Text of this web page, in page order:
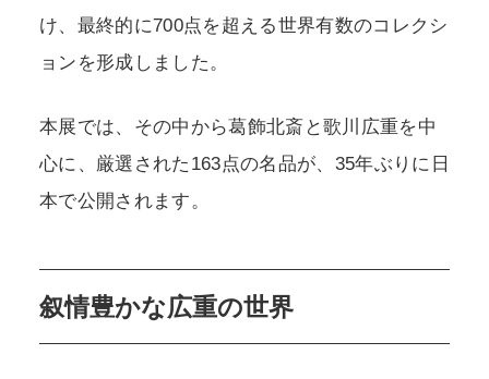
け、最終的に700点を超える世界有数のコレクシ
ョンを形成しました。
本展では、その中から葛飾北斎と歌川広重を中
心に、厳選された163点の名品が、35年ぶりに日
本で公開されます。
叙情豊かな広重の世界